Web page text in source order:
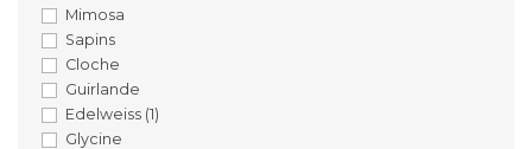
Mimosa
Sapins
Cloche
Guirlande
Edelweiss (1)
Glycine